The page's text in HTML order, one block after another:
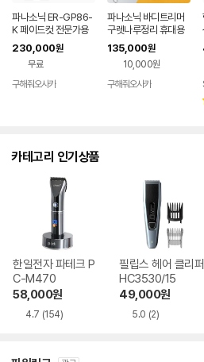
파나소닉 ER-GP86-
K 페이드컷 전문가용
무선 바리깡 이발기 일
본직구
230,000원
무료
구해줘오사카
파나소닉 바디트리머
구렛나루정리 휴대용
충전식 방수 ER-GK9
A 단품
135,000원
10,000원
구해줘오사카
카테고리 인기상품
한일전자 파테크 P
C-M470
58,000원
4.7 (154)
필립스 헤어 클리퍼
HC3530/15
49,000원
5.0 (2)